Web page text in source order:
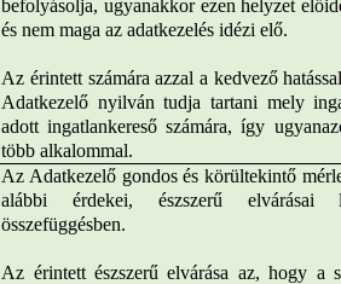
befolyásolja, ugyanakkor ezen helyzet
és nem maga az adatkezelés idézi elő.
Az érintett számára azzal a kedvező
Adatkezelő nyilván tudja tartani mely
adott ingatlankereső számára, így
több alkalommal.
Az Adatkezelő gondos és körültekintő
alábbi érdekei, észszerű elvárásai
összefüggésben.
Az érintett észszerű elvárása az, hogy a